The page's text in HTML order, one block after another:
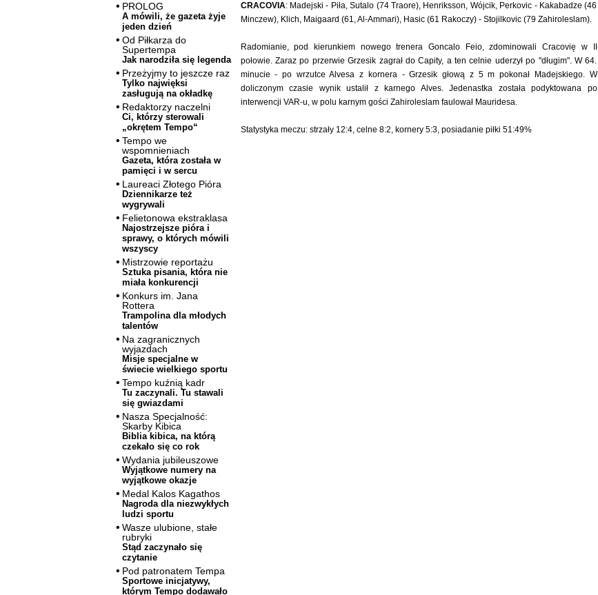
PROLOG
A mówili, że gazeta żyje
jeden dzień
Od Piłkarza do
Supertempa
Jak narodziła się legenda
Przeżyjmy to jeszcze raz
Tylko najwięksi
zasługują na okładkę
Redaktorzy naczelni
Ci, którzy sterowali
„okrętem Tempo“
Tempo we
wspomnieniach
Gazeta, która została w
pamięci i w sercu
Laureaci Złotego Pióra
Dziennikarze też
wygrywali
Felietonowa ekstraklasa
Najostrzejsze pióra i
sprawy, o których mówili
wszyscy
Mistrzowie reportażu
Sztuka pisania, która nie
miała konkurencji
Konkurs im. Jana
Rottera
Trampolina dla młodych
talentów
Na zagranicznych
wyjazdach
Misje specjalne w
świecie wielkiego sportu
Tempo kuźnią kadr
Tu zaczynali. Tu stawali
się gwiazdami
Nasza Specjalność:
Skarby Kibica
Biblia kibica, na którą
czekało się co rok
Wydania jubileuszowe
Wyjątkowe numery na
wyjątkowe okazje
Medal Kalos Kagathos
Nagroda dla niezwykłych
ludzi sportu
Wasze ulubione, stałe
rubryki
Stąd zaczynało się
czytanie
Pod patronatem Tempa
Sportowe inicjatywy,
którym Tempo dodawało
CRACOVIA: Madejski - Piła, Sutalo (74 Traore), Henriksson, Wójcik, Perkovic - Kakabadze (46
Minczew), Klich, Maigaard (61, Al-Ammari), Hasic (61 Rakoczy) - Stojilkovic (79 Zahiroleslam).
Radomianie, pod kierunkiem nowego trenera Goncalo Feio, zdominowali Cracovię w II
połowie. Zaraz po przerwie Grzesik zagrał do Capity, a ten celnie uderzył po "długim". W 64.
minucie - po wrzutce Alvesa z kornera - Grzesik głową z 5 m pokonał Madejskiego. W
doliczonym czasie wynik ustalił z karnego Alves. Jedenastka została podyktowana po
interwencji VAR-u, w polu karnym gości Zahiroleslam faulował Mauridesa.
Statystyka meczu: strzały 12:4, celne 8:2, kornery 5:3, posiadanie piłki 51:49%